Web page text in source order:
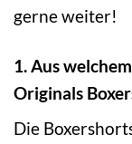
gerne weiter!
1. Aus
Originals
Die